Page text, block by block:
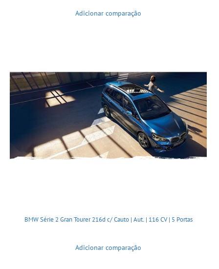
Adicionar comparação
BMW Série 2 Gran Tourer 216d c/ Cauto | Aut. | 116 CV | 5 Portas
Adicionar comparação